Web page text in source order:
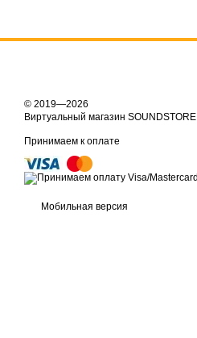
© 2019—2026
Виртуальный магазин SOUNDSTORE
Принимаем к оплате
Мобильная версия